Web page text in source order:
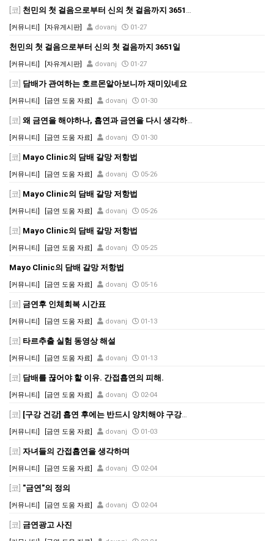
[코] 천민의 첫 걸음으로부터 신의 첫 걸음까지 3651일
[커뮤니티] [자유게시판] dovanj 01-27
천민의 첫 걸음으로부터 신의 첫 걸음까지 3651일
[커뮤니티] [자유게시판] dovanj 01-27
[코] 담배가 관여하는 호르몬알아보니까 재미있네요
[커뮤니티] [금연 도움 자료] dovanj 01-30
[코] 왜 금연을 해야하나, 흡연과 금연을 다시 생각하다.<국립암센타원장님 명강의
[커뮤니티] [금연 도움 자료] dovanj 01-30
[코] Mayo Clinic의 담배 갈망 저항법
[커뮤니티] [금연 도움 자료] dovanj 05-26
[코] Mayo Clinic의 담배 갈망 저항법
[커뮤니티] [금연 도움 자료] dovanj 05-26
[코] Mayo Clinic의 담배 갈망 저항법
[커뮤니티] [금연 도움 자료] dovanj 05-25
Mayo Clinic의 담배 갈망 저항법
[커뮤니티] [금연 도움 자료] dovanj 05-16
[코] 금연후 인체회복 시간표
[커뮤니티] [금연 도움 자료] dovanj 01-13
[코] 타르추출 실험 동영상 해설
[커뮤니티] [금연 도움 자료] dovanj 01-13
[코] 담배를 끊어야 할 이유. 간접흡연의 피해.
[커뮤니티] [금연 도움 자료] dovanj 02-04
[코] [구강 건강] 흡연 후에는 반드시 양치해야 구강암 예방
[커뮤니티] [금연 도움 자료] dovanj 01-03
[코] 자녀들의 간접흡연을 생각하며
[커뮤니티] [금연 도움 자료] dovanj 02-04
[코] "금연"의 정의
[커뮤니티] [금연 도움 자료] dovanj 02-04
[코] 금연광고 사진